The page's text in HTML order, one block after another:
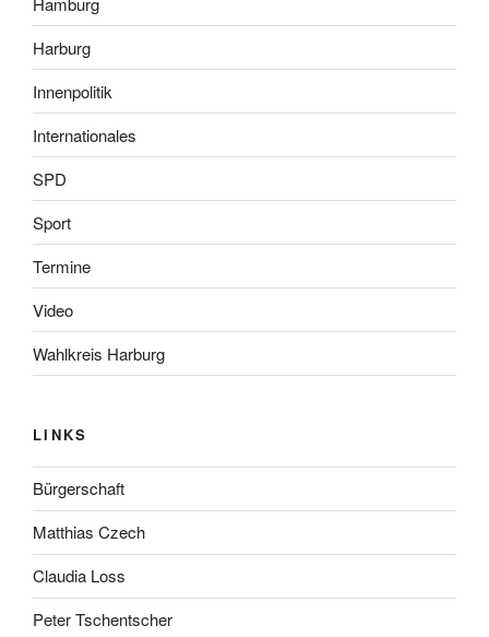
Harburg
Innenpolitik
Internationales
SPD
Sport
Termine
Video
Wahlkreis Harburg
LINKS
Bürgerschaft
Matthias Czech
Claudia Loss
Peter Tschentscher